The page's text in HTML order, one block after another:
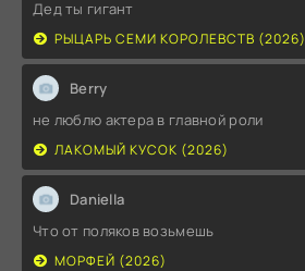
Дед ты гигант
РЫЦАРЬ СЕМИ КОРОЛЕВСТВ (2026)
Berry
не люблю актера в главной роли
ЛАКОМЫЙ КУСОК (2026)
Daniella
Что от поляков возьмешь
МОРФЕЙ (2026)